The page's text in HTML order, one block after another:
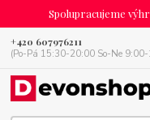
Spolupracujeme
+420 607976211
(Po-Pá 15:30-20:00 So-Ne